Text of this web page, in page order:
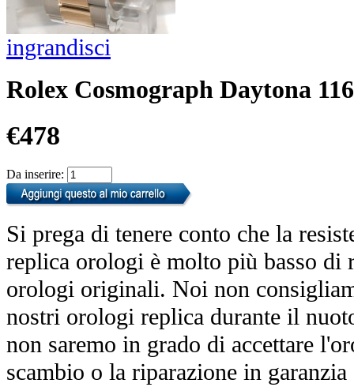
ingrandisci
Rolex Cosmograph Daytona
€478
Da inserire:
Si prega di tenere conto che la
replica orologi è molto più basso di
orologi originali. Noi non
nostri orologi replica durante il
non saremo in grado di accettare
scambio o la riparazione in